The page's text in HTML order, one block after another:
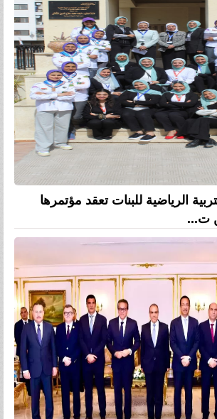
الرياضية للبنات تعقد مؤتمرها
ت...